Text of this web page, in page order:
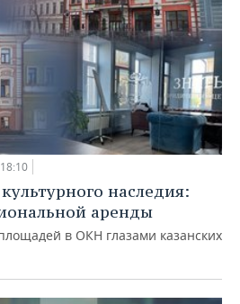
наследия:
аренды
в ОКН глазами казанских